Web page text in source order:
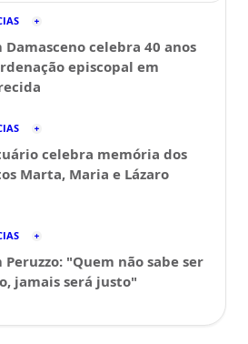
Damasceno celebra 40 anos
episcopal em
celebra memória dos
Marta, Maria e Lázaro
Peruzzo: "Quem não sabe ser
jamais será justo"